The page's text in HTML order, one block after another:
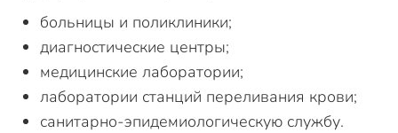
больницы и поликлиники;
диагностические центры;
медицинские лаборатории;
лаборатории станций переливания крови;
санитарно-эпидемиологическую службу.